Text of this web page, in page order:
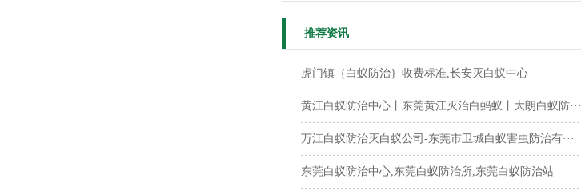
推荐资讯
虎门镇｛白蚁防治｝收费标准,长安灭白蚁中心
黄江白蚁防治中心丨东莞黄江灭治白蚂蚁丨大朗白蚁防···
万江白蚁防治灭白蚁公司-东莞市卫城白蚁害虫防治有···
东莞白蚁防治中心,东莞白蚁防治所,东莞白蚁防治站